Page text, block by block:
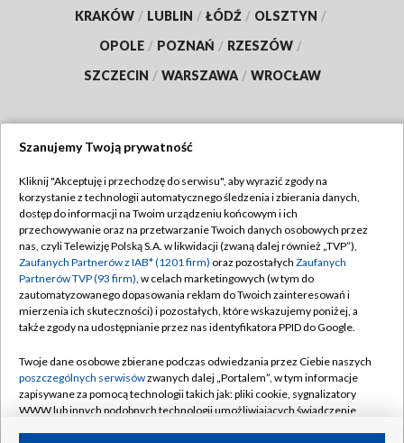
KRAKÓW / LUBLIN / ŁÓDŹ / OLSZTYN /
OPOLE / POZNAŃ / RZESZÓW /
SZCZECIN / WARSZAWA / WROCŁAW
TVP
Abonament TVP
Emisja w TVP
Centrum informacji TVP
Naziemna Telewizja Cyfrowa
Rada Programowa
System NOS
Informacje o nadawcy
Regulamin TVP
Polityka prywatności
Moje zgody
Pomoc
Kontakt
Kanały
Szanujemy Twoją prywatność
Kliknij "Akceptuję i przechodzę do serwisu", aby wyrazić zgody na
korzystanie z technologii automatycznego śledzenia i zbierania danych,
dostęp do informacji na Twoim urządzeniu końcowym i ich
przechowywanie oraz na przetwarzanie Twoich danych osobowych przez
nas, czyli Telewizję Polską S.A. w likwidacji (zwaną dalej również „TVP”),
Zaufanych Partnerów z IAB* (1201 firm) oraz pozostałych Zaufanych
Partnerów TVP (93 firm), w celach marketingowych (w tym do
zautomatyzowanego dopasowania reklam do Twoich zainteresowań i
mierzenia ich skuteczności) i pozostałych, które wskazujemy poniżej, a
także zgody na udostępnianie przez nas identyfikatora PPID do Google.
Twoje dane osobowe zbierane podczas odwiedzania przez Ciebie naszych
poszczególnych serwisówzwanych dalej „Portalem”, w tym informacje
zapisywane za pomocą technologii takich jak: pliki cookie, sygnalizatory
WWW lub innych podobnych technologii umożliwiających świadczenie